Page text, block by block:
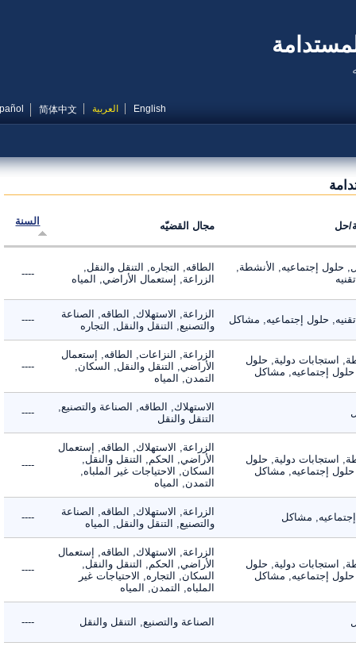
English العربية 简体中文
Español
مجال القضيّه السنة
إجتماعيه, الأنشطة,
الطاقه, التجاره, التنقل والنقل,
الزراعة, إستعمال الأراضي, المياه
----
حلول إجتماعيه, مشاكل
الزراعة, الاستهلاك, الطاقه, الصناعة
والتصنيع, التنقل والنقل, التجاره
----
استجابات دولية, حلول
إجتماعيه, مشاكل
الزراعة, النزاعات, الطاقه, إستعمال
الأراضي, التنقل والنقل, السكان,
التمدن, المياه
----
الاستهلاك, الطاقه, الصناعة والتصنيع,
التنقل والنقل
----
استجابات دولية, حلول
إجتماعيه, مشاكل
الزراعة, الاستهلاك, الطاقه, إستعمال
الأراضي, الحكم, التنقل والنقل,
السكان, الاحتياجات غير الملباه,
التمدن, المياه
----
مشاكل
الزراعة, الاستهلاك, الطاقه, الصناعة
والتصنيع, التنقل والنقل, المياه
----
استجابات دولية, حلول
إجتماعيه, مشاكل
الزراعة, الاستهلاك, الطاقه, إستعمال
الأراضي, الحكم, التنقل والنقل,
السكان, التجاره, الاحتياجات غير
الملباه, التمدن, المياه
----
الصناعة والتصنيع, التنقل والنقل ----